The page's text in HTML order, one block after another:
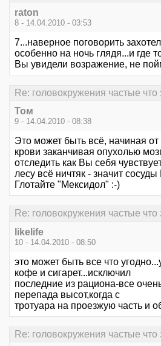
raton
8 - 14.04.2010 - 03:53
7...наверное поговорить
особенно на ночь глядя...и где
Вы увидели возражение, не
Re: головокружения частые
Том
9 - 14.04.2010 - 08:38
Это может быть всё, начиная
крови заканчивая опухолью
отследить как Вы себя
лесу всё ничтяк - значит
Глотайте "Мексидол" :-)
Re: головокружения частые
likelife
10 - 14.04.2010 - 08:50
это может быть все что
кофе и сигарет...исключил
последние из рациона-все
перепада высот,когда с
тротуара на проезжую часть и
Re: головокружения частые